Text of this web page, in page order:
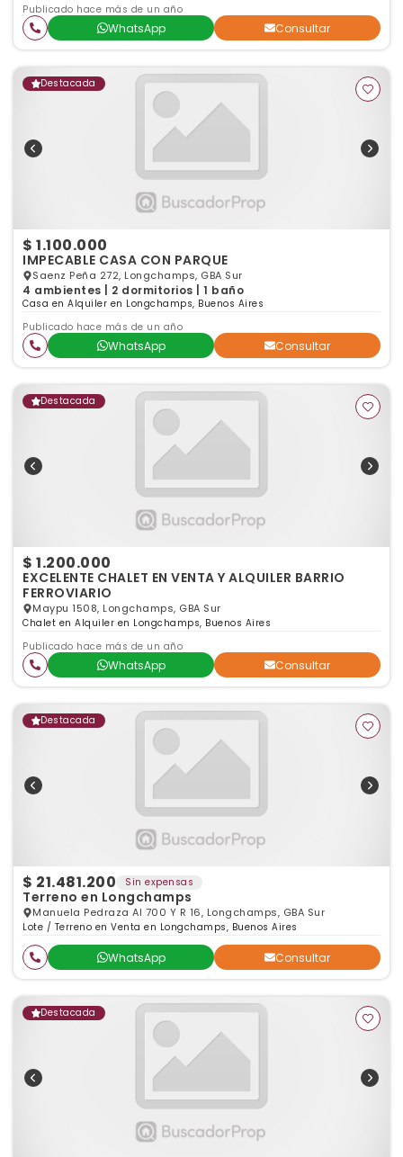
Publicado hace más de un año
WhatsApp Consultar
Destacada
$ 1.100.000
IMPECABLE CASA CON PARQUE
Saenz Peña 272, Longchamps, GBA Sur
4 ambientes | 2 dormitorios | 1 baño
Casa en Alquiler en Longchamps, Buenos Aires
Publicado hace más de un año
WhatsApp Consultar
Destacada
$ 1.200.000
EXCELENTE CHALET EN VENTA Y ALQUILER BARRIO
FERROVIARIO
Maypu 1508, Longchamps, GBA Sur
Chalet en Alquiler en Longchamps, Buenos Aires
Publicado hace más de un año
WhatsApp Consultar
Destacada
$ 21.481.200 Sin expensas
Terreno en Longchamps
Manuela Pedraza Al 700 Y R 16, Longchamps, GBA Sur
Lote / Terreno en Venta en Longchamps, Buenos Aires
WhatsApp Consultar
Destacada